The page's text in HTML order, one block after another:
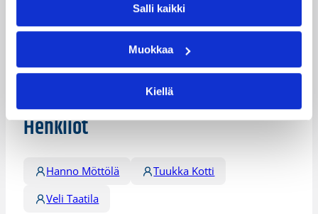
Salli kaikki
Muokkaa
Kiellä
/sarjat_tulokset/ulkomailla_pelaavat_miehet/
Päivitetty04.03.2008
Henkilöt
Hanno Möttölä
Tuukka Kotti
Veli Taatila